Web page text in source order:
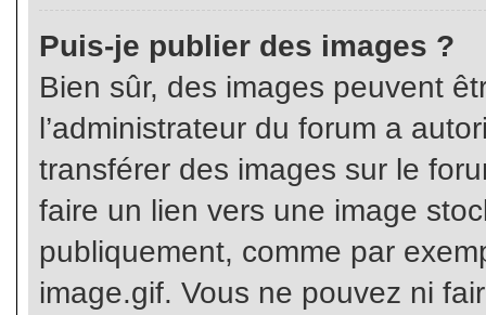
Puis-je publier des images ?
Bien sûr, des images peuvent
l’administrateur du forum a
transférer des images sur le
faire un lien vers une image
publiquement, comme par
image.gif. Vous ne pouvez ni